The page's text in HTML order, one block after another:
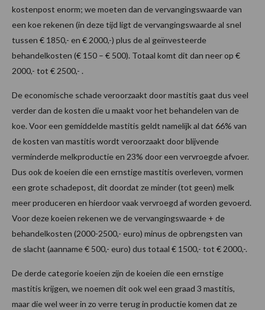
kostenpost enorm; we moeten dan de vervangingswaarde van
een koe rekenen (in deze tijd ligt de vervangingswaarde al snel
tussen € 1850,- en € 2000,-) plus de al geïnvesteerde
behandelkosten (€ 150 – € 500). Totaal komt dit dan neer op €
2000,- tot € 2500,- .
De economische schade veroorzaakt door mastitis gaat dus veel
verder dan de kosten die u maakt voor het behandelen van de
koe. Voor een gemiddelde mastitis geldt namelijk al dat 66% van
de kosten van mastitis wordt veroorzaakt door blijvende
verminderde melkproductie en 23% door een vervroegde afvoer.
Dus ook de koeien die een ernstige mastitis overleven, vormen
een grote schadepost, dit doordat ze minder (tot geen) melk
meer produceren en hierdoor vaak vervroegd af worden gevoerd.
Voor deze koeien rekenen we de vervangingswaarde + de
behandelkosten (2000-2500,- euro) minus de opbrengsten van
de slacht (aanname € 500,- euro) dus totaal € 1500,- tot € 2000,-.
De derde categorie koeien zijn de koeien die een ernstige
mastitis krijgen, we noemen dit ook wel een graad 3 mastitis,
maar die wel weer in zo verre terug in productie komen dat ze